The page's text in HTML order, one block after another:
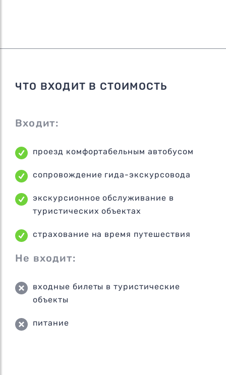
ЧТО ВХОДИТ В СТОИМОСТЬ
Входит:
проезд комфортабельным автобусом
сопровождение гида-экскурсовода
экскурсионное обслуживание в
туристических объектах
страхование на время путешествия
Не входит:
входные билеты в туристические
объекты
питание